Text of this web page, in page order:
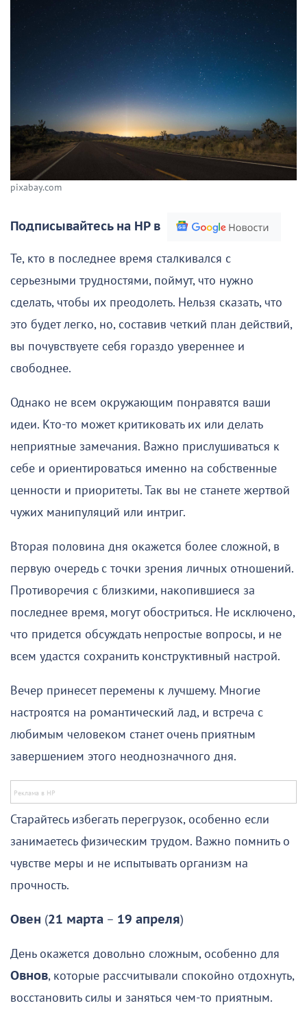
pixabay.com
Подписывайтесь на НР в
Те, кто в последнее время сталкивался с
серьезными трудностями, поймут, что нужно
сделать, чтобы их преодолеть. Нельзя сказать, что
это будет легко, но, составив четкий план действий,
вы почувствуете себя гораздо увереннее и
свободнее.
Однако не всем окружающим понравятся ваши
идеи. Кто-то может критиковать их или делать
неприятные замечания. Важно прислушиваться к
себе и ориентироваться именно на собственные
ценности и приоритеты. Так вы не станете жертвой
чужих манипуляций или интриг.
Вторая половина дня окажется более сложной, в
первую очередь с точки зрения личных отношений.
Противоречия с близкими, накопившиеся за
последнее время, могут обостриться. Не исключено,
что придется обсуждать непростые вопросы, и не
всем удастся сохранить конструктивный настрой.
Вечер принесет перемены к лучшему. Многие
настроятся на романтический лад, и встреча с
любимым человеком станет очень приятным
завершением этого неоднозначного дня.
Старайтесь избегать перегрузок, особенно если
занимаетесь физическим трудом. Важно помнить о
чувстве меры и не испытывать организм на
прочность.
Овен (21 марта – 19 апреля)
День окажется довольно сложным, особенно для
Овнов, которые рассчитывали спокойно отдохнуть,
восстановить силы и заняться чем-то приятным.